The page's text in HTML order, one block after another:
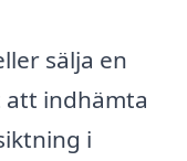
sälja en
indhämta
i